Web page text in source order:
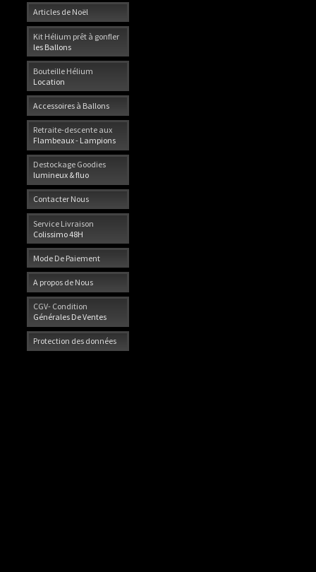
Articles de Noël
Kit Hélium prêt à gonfler
les Ballons
Bouteille Hélium
Location
Accessoires à Ballons
Retraite-descente aux
Flambeaux - Lampions
Destockage Goodies
lumineux & fluo
Contacter Nous
Service Livraison
Colissimo 48H
Mode De Paiement
A propos de Nous
CGV- Condition
Générales De Ventes
Protection des données